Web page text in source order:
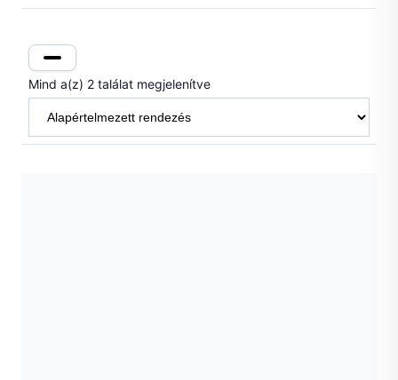
Mind a(z) 2 találat megjelenítve